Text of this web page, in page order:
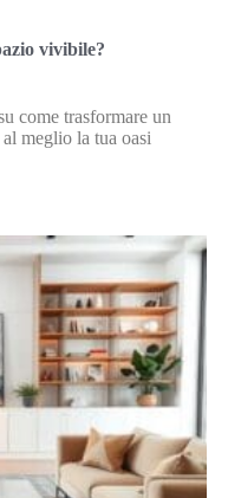
vivibile?
come trasformare un
meglio la tua oasi